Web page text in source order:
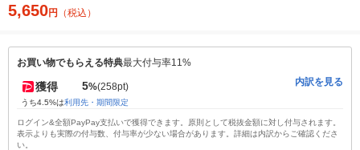
5,650円 （税込）
お買い物でもらえる特典最大付与率11%
獲得 5%(258pt)
うち4.5%は利用先・期間限定
内訳を見る
ログイン&全額PayPay支払いで獲得できます。原則として税抜金額に対し付与されます。
表示よりも実際の付与数、付与率が少ない場合があります。詳細は内訳からご確認くださ
い。